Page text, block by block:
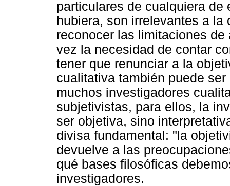
particulares de cualquiera
hubiera, son irrelevantes a
reconocer las limitaciones
vez la necesidad de contar
tener que renunciar a la
cualitativa también puede
muchos investigadores
subjetivistas, para ellos, la
ser objetiva, sino
divisa fundamental: "la
devuelve a las
qué bases filosóficas
investigadores.